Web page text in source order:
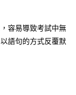
容易導致考試中無
語句的方式反覆默